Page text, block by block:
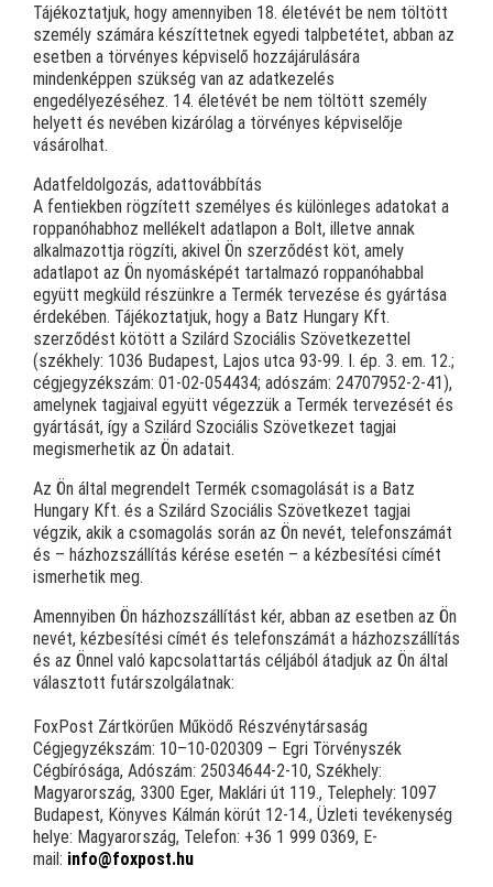
Tájékoztatjuk, hogy amennyiben 18. életévét be nem töltött
személy számára készíttetnek egyedi talpbetétet, abban az
esetben a törvényes képviselő hozzájárulására
mindenképpen szükség van az adatkezelés
engedélyezéséhez. 14. életévét be nem töltött személy
helyett és nevében kizárólag a törvényes képviselője
vásárolhat.
Adatfeldolgozás, adattovábbítás
A fentiekben rögzített személyes és különleges adatokat a
roppanóhabhoz mellékelt adatlapon a Bolt, illetve annak
alkalmazottja rögzíti, akivel Ön szerződést köt, amely
adatlapot az Ön nyomásképét tartalmazó roppanóhabbal
együtt megküld részünkre a Termék tervezése és gyártása
érdekében. Tájékoztatjuk, hogy a Batz Hungary Kft.
szerződést kötött a Szilárd Szociális Szövetkezettel
(székhely: 1036 Budapest, Lajos utca 93-99. I. ép. 3. em. 12.;
cégjegyzékszám: 01-02-054434; adószám: 24707952-2-41),
amelynek tagjaival együtt végezzük a Termék tervezését és
gyártását, így a Szilárd Szociális Szövetkezet tagjai
megismerhetik az Ön adatait.
Az Ön által megrendelt Termék csomagolását is a Batz
Hungary Kft. és a Szilárd Szociális Szövetkezet tagjai
végzik, akik a csomagolás során az Ön nevét, telefonszámát
és – házhozszállítás kérése esetén – a kézbesítési címét
ismerhetik meg.
Amennyiben Ön házhozszállítást kér, abban az esetben az Ön
nevét, kézbesítési címét és telefonszámát a házhozszállítás
és az Önnel való kapcsolattartás céljából átadjuk az Ön által
választott futárszolgálatnak:
FoxPost Zártkörűen Működő Részvénytársaság
Cégjegyzékszám: 10–10-020309 – Egri Törvényszék
Cégbírósága, Adószám: 25034644-2-10, Székhely:
Magyarország, 3300 Eger, Maklári út 119., Telephely: 1097
Budapest, Könyves Kálmán körút 12-14., Üzleti tevékenység
helye: Magyarország, Telefon: +36 1 999 0369, E-
mail: info@foxpost.hu